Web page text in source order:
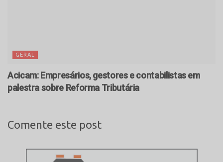
GERAL
Acicam: Empresários, gestores e contabilistas em
palestra sobre Reforma Tributária
Comente este post